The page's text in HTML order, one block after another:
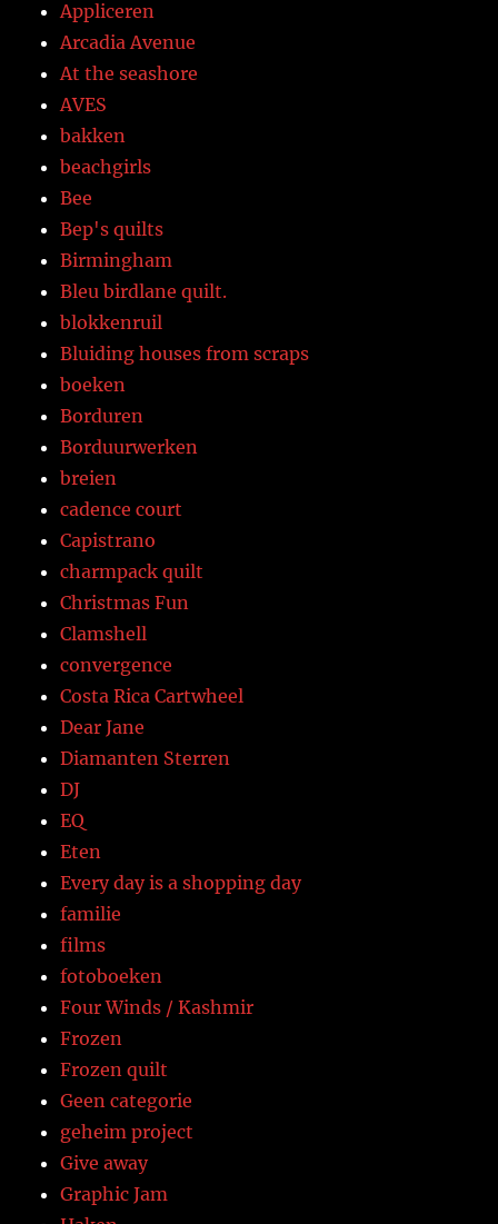
Appliceren
Arcadia Avenue
At the seashore
AVES
bakken
beachgirls
Bee
Bep's quilts
Birmingham
Bleu birdlane quilt.
blokkenruil
Bluiding houses from scraps
boeken
Borduren
Borduurwerken
breien
cadence court
Capistrano
charmpack quilt
Christmas Fun
Clamshell
convergence
Costa Rica Cartwheel
Dear Jane
Diamanten Sterren
DJ
EQ
Eten
Every day is a shopping day
familie
films
fotoboeken
Four Winds / Kashmir
Frozen
Frozen quilt
Geen categorie
geheim project
Give away
Graphic Jam